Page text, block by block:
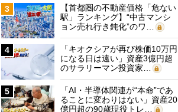
3
【首都圏の不動産価格「危ない
駅」ランキング】“中古マンシ
ョン売れ行き鈍化”のワ…
4
「キオクシアが再び株価10万円
になる日は遠い」資産3億円超
のサラリーマン投資家…
5
「AI・半導体関連が“本命”であ
ることに変わりはない」資産20
億円超の90歳現役トレ…